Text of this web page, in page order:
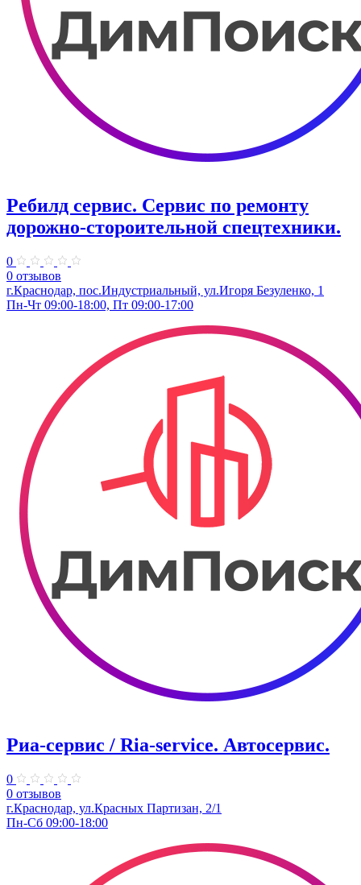
Ребилд сервис. Сервис по ремонту
дорожно-стороительной спецтехники.
0
0 отзывов
г.Краснодар, пос.Индустриальный, ул.Игоря Безуленко, 1
Пн-Чт 09:00-18:00, Пт 09:00-17:00
Риа-сервис / Ria-service. ​Автосервис.
0
0 отзывов
г.Краснодар, ул.Красных Партизан, 2/1
Пн-Сб 09:00-18:00